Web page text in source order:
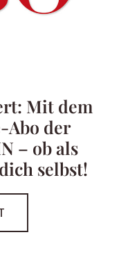
Mit dem
Abo der
– ob als
selbst!